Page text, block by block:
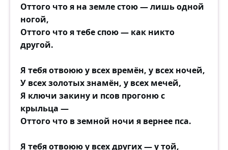
Оттого что я на земле стою — лишь одной
ногой,
Оттого что я тебе спою — как никто
другой.
Я тебя отвоюю у всех времён, у всех ночей,
У всех золотых знамён, у всех мечей,
Я ключи закину и псов прогоню с
крыльца —
Оттого что в земной ночи я вернее пса.
Я тебя отвоюю у всех других — у той,